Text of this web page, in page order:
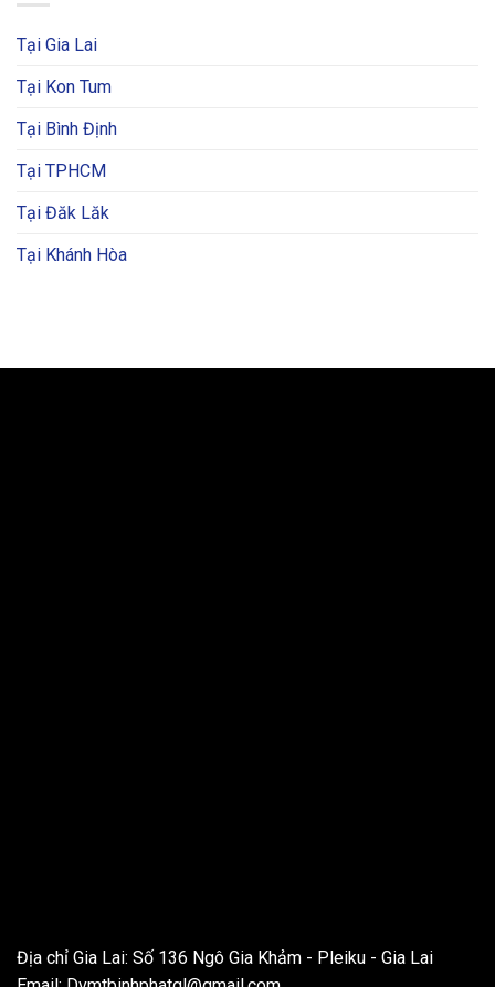
Tại Gia Lai
Tại Kon Tum
Tại Bình Định
Tại TPHCM
Tại Đăk Lăk
Tại Khánh Hòa
Địa chỉ Gia Lai: Số 136 Ngô Gia Khảm - Pleiku - Gia Lai